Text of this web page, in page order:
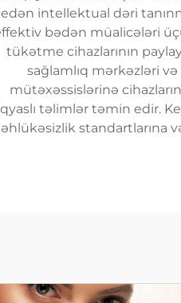
edən intellektual dəri
bədən müalicələri
tükətme cihazlarının
sağlamlıq mərkəzləri
mütəxəssislərinə
təlimlər təmin edir.
standartlarına